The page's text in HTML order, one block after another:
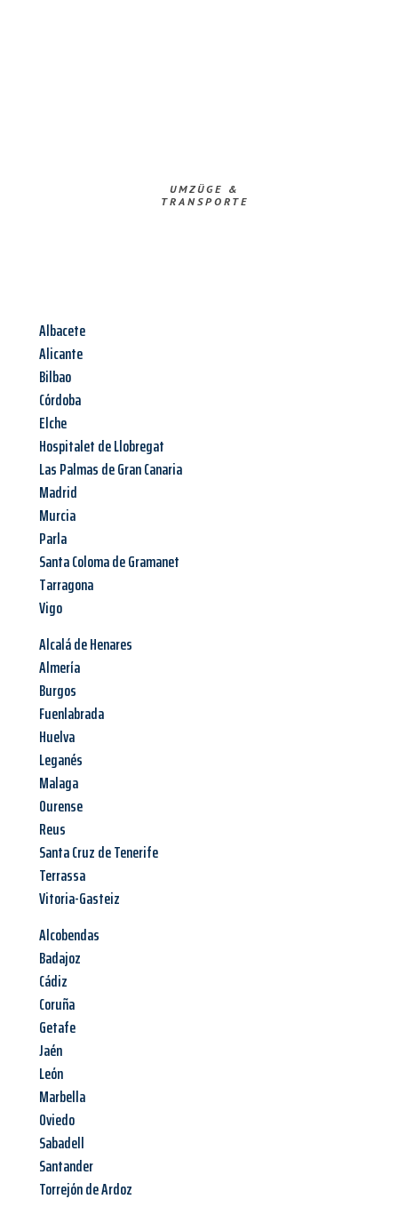
UMZÜGE &
TRANSPORTE
Albacete
Alicante
Bilbao
Córdoba
Elche
Hospitalet de Llobregat
Las Palmas de Gran Canaria
Madrid
Murcia
Parla
Santa Coloma de Gramanet
Tarragona
Vigo
Alcalá de Henares
Almería
Burgos
Fuenlabrada
Huelva
Leganés
Malaga
Ourense
Reus
Santa Cruz de Tenerife
Terrassa
Vitoria-Gasteiz
Alcobendas
Badajoz
Cádiz
Coruña
Getafe
Jaén
León
Marbella
Oviedo
Sabadell
Santander
Torrejón de Ardoz